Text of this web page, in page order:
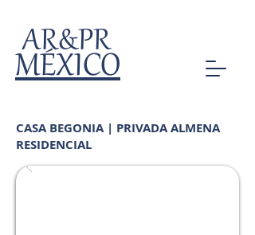
MÉXICO
AR&PR
CASA BEGONIA | PRIVADA ALMENA
RESIDENCIAL